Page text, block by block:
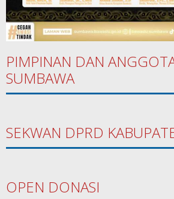
PIMPINAN DAN
SUMBAWA
SEKWAN DPRD
OPEN DONASI